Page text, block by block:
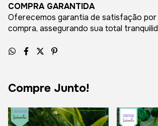
COMPRA GARANTIDA
Oferecemos garantia de satisfação por
compra, assegurando sua total
Compre Junto!